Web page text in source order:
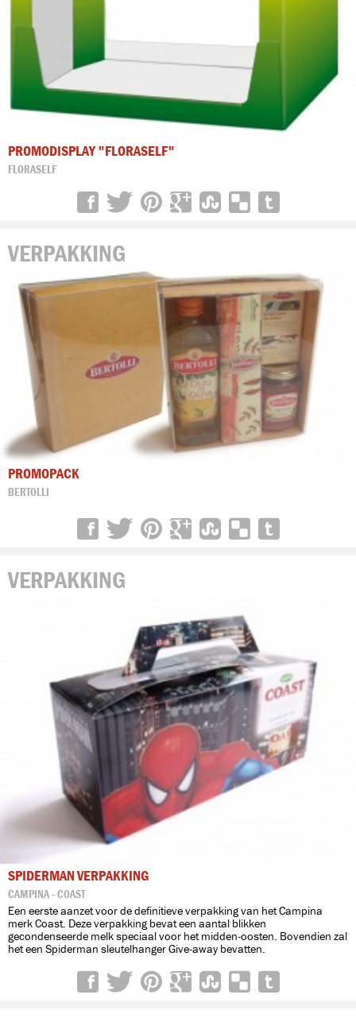
PROMODISPLAY "FLORASELF"
FLORASELF
VERPAKKING
PROMOPACK
BERTOLLI
VERPAKKING
SPIDERMAN VERPAKKING
CAMPINA - COAST
Een eerste aanzet voor de definitieve verpakking van het Campina
merk Coast. Deze verpakking bevat een aantal blikken
gecondenseerde melk speciaal voor het midden-oosten. Bovendien zal
het een Spiderman sleutelhanger Give-away bevatten.